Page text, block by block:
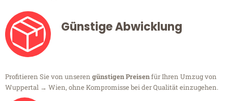
Günstige Abwicklung
Profitieren Sie von unseren günstigen Preisenfür Ihren Umzug von
Wuppertal → Wien, ohne Kompromisse bei der Qualität einzugehen.